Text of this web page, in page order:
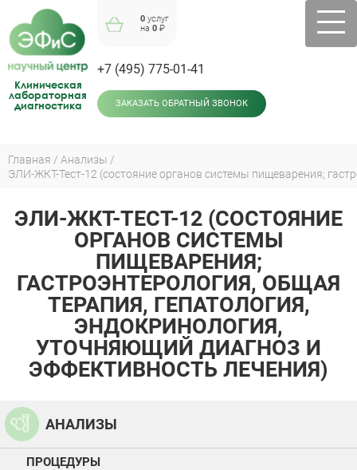
navigation
Клиническая
лабораторная
диагностика
0 услуг
на0 ₽
+7 (495) 775-01-41
ЗАКАЗАТЬ ОБРАТНЫЙ ЗВОНОК
Вы
Главная Анализы
Back
toЭЛИ-ЖКТ-ТЕСТ-12 (СОСТОЯНИЕ
ОРГАНОВ СИСТЕМЫ
ПИЩЕВАРЕНИЯ;
ГАСТРОЭНТЕРОЛОГИЯ, ОБЩАЯ
ТЕРАПИЯ, ГЕПАТОЛОГИЯ,
ЭНДОКРИНОЛОГИЯ,
УТОЧНЯЮЩИЙ ДИАГНОЗ И
ЭФФЕКТИВНОСТЬ ЛЕЧЕНИЯ)
АНАЛИЗЫ
ПРОЦЕДУРЫ